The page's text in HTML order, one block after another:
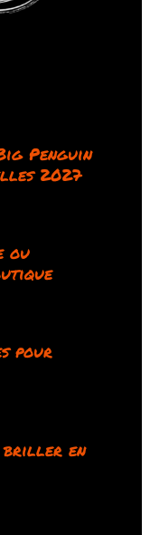
Penguin
2027
ou
pour
briller en